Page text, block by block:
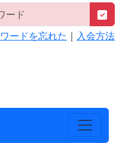
ードを忘れた ｜ 入会方法